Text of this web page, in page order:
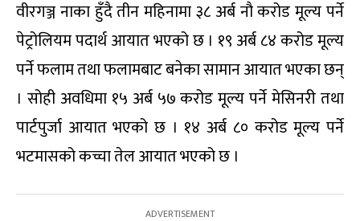
वीरगञ्ज नाका हुँदै तीन महिनामा ३८ अर्ब नौ करोड मूल्य पर्ने
पेट्रोलियम पदार्थ आयात भएको छ । १९ अर्ब ८४ करोड मूल्य
पर्ने फलाम तथा फलामबाट बनेका सामान आयात भएका छन्
। सोही अवधिमा १५ अर्ब ५७ करोड मूल्य पर्ने मेसिनरी तथा
पार्टपुर्जा आयात भएको छ । १४ अर्ब ८० करोड मूल्य पर्ने
भटमासको कच्चा तेल आयात भएको छ ।